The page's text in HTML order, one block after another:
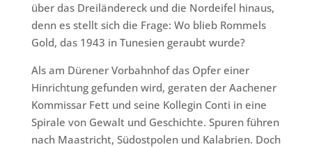
über das Dreiländereck und die Nordeifel hinaus,
denn es stellt sich die Frage: Wo blieb Rommels
Gold, das 1943 in Tunesien geraubt wurde?
Als am Dürener Vorbahnhof das Opfer einer
Hinrichtung gefunden wird, geraten der Aachener
Kommissar Fett und seine Kollegin Conti in eine
Spirale von Gewalt und Geschichte. Spuren führen
nach Maastricht, Südostpolen und Kalabrien. Doch